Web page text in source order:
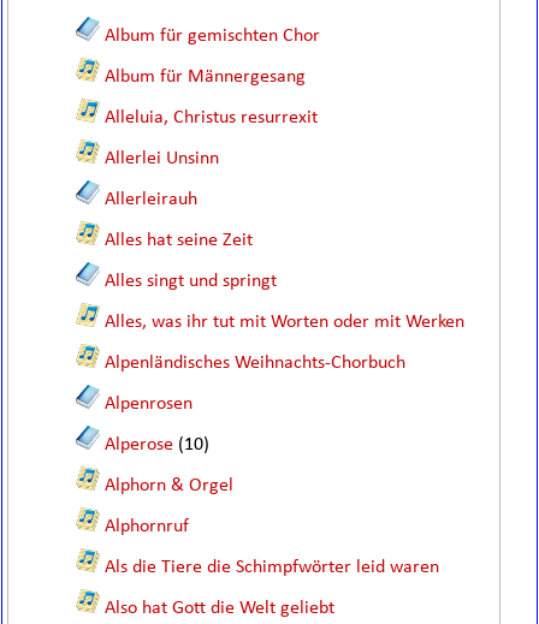
Album für gemischten Chor
Album für Männergesang
Alleluia, Christus resurrexit
Allerlei Unsinn
Allerleirauh
Alles hat seine Zeit
Alles singt und springt
Alles, was ihr tut mit Worten oder mit Werken
Alpenländisches Weihnachts-Chorbuch
Alpenrosen
Alperose (10)
Alphorn & Orgel
Alphornruf
Als die Tiere die Schimpfwörter leid waren
Also hat Gott die Welt geliebt